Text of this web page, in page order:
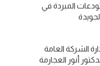
المبردة في
الشركة العامة
أنور العجارمة